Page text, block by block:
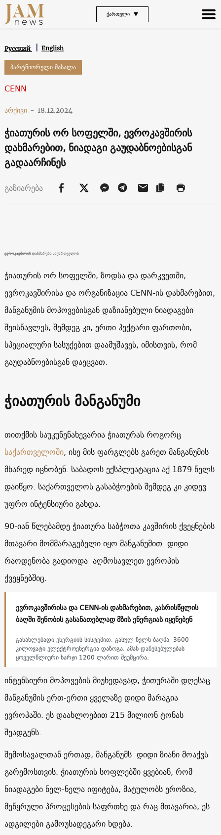
ᲥᲐᲠᲗᲣᲚᲘ
Русский English
პარტნიორული მასალა
CENN
არქივი - 18.12.2024
ჭიათურის ორ სოფელში, ევროკავშირის
დახმარებით, ნიადაგი გაუდაბნოებისგან
გადაარჩინეს
გაზიარება
ევროკავშირის დახმარება საქართველოს
ჭიათურის ორ სოფელში, ზოდსა და დარკვეთში,
ევროკავშირისა და ორგანიზაცია CENN-ის დახმარებით,
მანგანუმის მოპოვებისგან დაზიანებული ნიადაგები
შეისწავლეს, შემდეგ კი, ერთი ჰექტარი ფართობი,
სპეციალური სასუქებით დაამუშავეს, იმისთვის, რომ
გაუდაბნოებისგან დაეცვათ.
ჭიათურის მანგანუმი
თითქმის საუკუნენახევარია ჭიათურას როგორც
საქართველოში, ისე მის ფარგლებს გარეთ მანგანუმის
მხარედ იცნობენ. საბადოს ექსპლუატაცია აქ 1879 წელს
დაიწყო. საქართველოს გასაბჭოების შემდეგ კი კიდევ
უფრო ინტენსიური გახდა.
90-იან წლებამდე ჭიათურა საბჭოთა კავშირის ქვეყნების
მთავარი მომმარაგებელი იყო მანგანუმით. დიდი
რაოდენობა გადიოდა აღმოსავლეთ ევროპის
ქვეყნებშიც.
ევროკავშირისა და CENN-ის დახმარებით, კასრისწყლის
ბაღში შენობის გასანათებლად მზის ენერგიას იყენებენ
განახლებადი ენერგიის სისტემით, გასულ წელს ბაღმა 3600
კილოვატი ელექტროენერგია დაზოგა. ამან დაწესებულებას
ყოველწლიური ხარჯი 1200 ლარით შეუმცირა.
ინტენსიური მოპოვების მიუხედავად, ჭითურაში დღესაც
მანგანუმის ერთ-ერთი ყველაზე დიდი მარაგია
ევროპაში. ეს დაახლოებით 215 მილიონ ტონას
შეადგენს.
შემოსავალთან ერთად, მანგანუმს დიდი ზიანი მოაქვს
გარემოსთვის. ჭიათურის სოფლებში ყვებიან, რომ
ნიადაგები ნელ-ნელა იფიტება, მატულობს ეროზია,
მეწყრული პროცესების საფრთხე და რაც მთავარია, ეს
ადგილები გამოუსადეგარი ხდება.